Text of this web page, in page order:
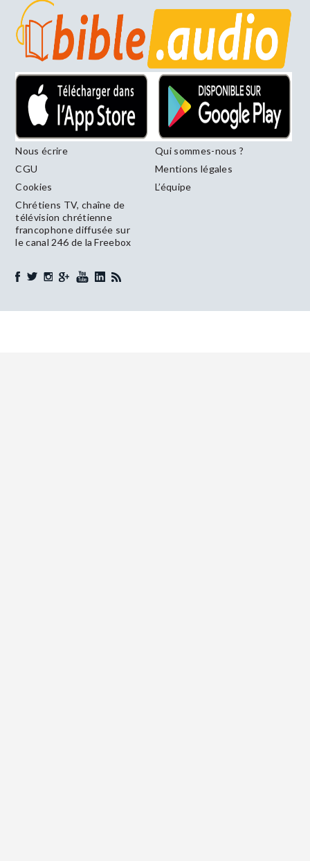
Nous écrire
Qui sommes-nous ?
CGU
Mentions légales
Cookies
L’équipe
Chrétiens TV, chaîne de
télévision chrétienne
francophone diffusée sur
le canal 246 de la Freebox